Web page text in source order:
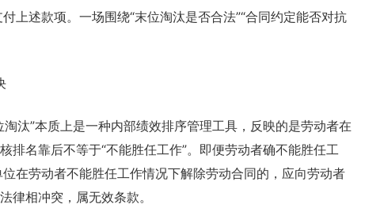
上述款项。一场围绕“末位淘汰是否合法”“合同约定能否对抗
汰”本质上是一种内部绩效排序管理工具，反映的是劳动者在
排名靠后不等于“不能胜任工作”。即便劳动者确不能胜任工
在劳动者不能胜任工作情况下解除劳动合同的，应向劳动者
律相冲突，属无效条款。